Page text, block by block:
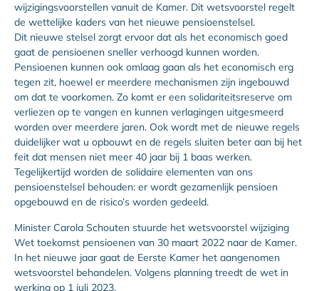
wijzigingsvoorstellen vanuit de Kamer. Dit wetsvoorstel regelt
de wettelijke kaders van het nieuwe pensioenstelsel.
Dit nieuwe stelsel zorgt ervoor dat als het economisch goed
gaat de pensioenen sneller verhoogd kunnen worden.
Pensioenen kunnen ook omlaag gaan als het economisch erg
tegen zit, hoewel er meerdere mechanismen zijn ingebouwd
om dat te voorkomen. Zo komt er een solidariteitsreserve om
verliezen op te vangen en kunnen verlagingen uitgesmeerd
worden over meerdere jaren. Ook wordt met de nieuwe regels
duidelijker wat u opbouwt en de regels sluiten beter aan bij het
feit dat mensen niet meer 40 jaar bij 1 baas werken.
Tegelijkertijd worden de solidaire elementen van ons
pensioenstelsel behouden: er wordt gezamenlijk pensioen
opgebouwd en de risico’s worden gedeeld.
Minister Carola Schouten stuurde het wetsvoorstel wijziging
Wet toekomst pensioenen van 30 maart 2022 naar de Kamer.
In het nieuwe jaar gaat de Eerste Kamer het aangenomen
wetsvoorstel behandelen. Volgens planning treedt de wet in
werking op 1 juli 2023.